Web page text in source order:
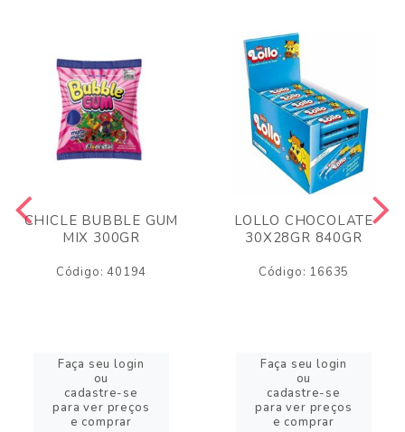
CHICLE BUBBLE GUM
MIX 300GR
Código: 40194
Faça seu login
ou
cadastre-se
para ver preços
e comprar
LOLLO CHOCOLATE
30X28GR 840GR
Código: 16635
Faça seu login
ou
cadastre-se
para ver preços
e comprar